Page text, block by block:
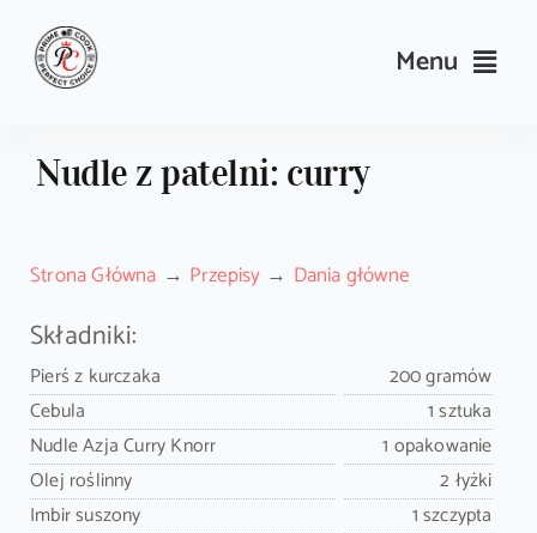
content
Menu
Przepisy
Wyposażenie
Search
for:
Sklep PrimeCook
Nudle z patelni: curry
Strona Główna Przepisy Dania główne
Składniki:
Pierś z kurczaka
200 gramów
Cebula
1 sztuka
Nudle Azja Curry Knorr
1 opakowanie
Olej roślinny
2 łyżki
Imbir suszony
1 szczypta